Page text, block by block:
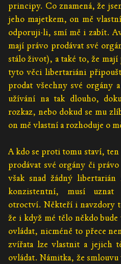
principy. Co znamená, že
jeho majetkem, on mě
odporuji-li, smí mě i zabít.
mají právo prodávat své
stálo život), a také to, že
tyto věci libertariáni
prodat všechny své orgány
užívání na tak dlouho,
rozkaz, nebo dokud se mu
on mě vlastní a rozhoduje o
A kdo se proti tomu staví,
prodávat své orgány či
však snad žádný
konzistentní, musí uznat
otroctví. Někteří i navzdory
že i když mé tělo někdo
ovládat, nicméně to přece
zvířata lze vlastnit a jejich
ovládat. Námitka, že